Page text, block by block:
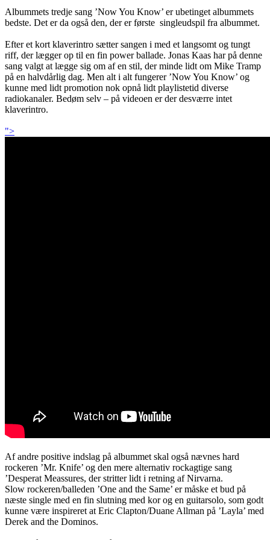
Albummets tredje sang ’Now You Know’ er ubetinget albummets
bedste. Det er da også den, der er første singleudspil fra albummet.
Efter et kort klaverintro sætter sangen i med et langsomt og tungt
riff, der lægger op til en fin power ballade. Jonas Kaas har på denne
sang valgt at lægge sig om af en stil, der minde lidt om Mike Tramp
på en halvdårlig dag. Men alt i alt fungerer ’Now You Know’ og
kunne med lidt promotion nok opnå lidt playlistetid diverse
radiokanaler. Bedøm selv – på videoen er der desværre intet
klaverintro.
">
Af andre positive indslag på albummet skal også nævnes hard
rockeren ’Mr. Knife’ og den mere alternativ rockagtige sang
’Desperat Meassures, der stritter lidt i retning af Nirvarna.
Slow rockeren/balleden ’One and the Same’ er måske et bud på
næste single med en fin slutning med kor og en guitarsolo, som godt
kunne være inspireret at Eric Clapton/Duane Allman på ’Layla’ med
Derek and the Dominos.